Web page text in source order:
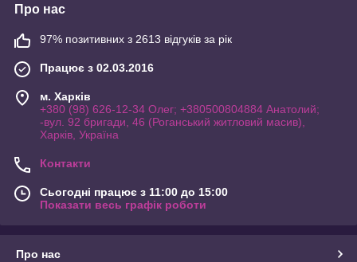
Про нас
97% позитивних з 2613 відгуків за рік
Працює з 02.03.2016
м. Харків
+380 (98) 626-12-34 Олег; +380500804884 Анатолий;
-вул. 92 бригади, 46 (Роганський житловий масив),
Харків, Україна
Контакти
Сьогодні працює з 11:00 до 15:00
Показати весь графік роботи
Про нас